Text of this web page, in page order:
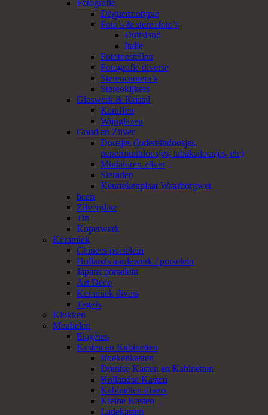
Fotografie
Daguerreotypie
Foto’s & stereofoto’s
Duitsland
Italie
Fototoestellen
Fotografie diverse
Stereocamera’s
Stereokijkers
Glaswerk & Kristal
Karaffen
Wijnglazen
Goud en Zilver
Doosjes (lodereindoosjes,
pepermuntdoosjes, tabaksdoosjes, etc)
Miniaturen zilver
Sieraden
Keurtekenplaat Waarborgwet
been
Zilverplate
Tin
Koperwerk
Keramiek
Chinees porselein
Hollands aardewerk / porselein
Japans porselein
Art Deco
Keramiek divers
Tegels
Klokken
Meubelen
Etagères
Kasten en Kabinetten
Boekenkasten
Drentse Kasten en Kabinetten
Hollandse Kasten
Kabinetten divers
Kleine Kasten
Ladekasten